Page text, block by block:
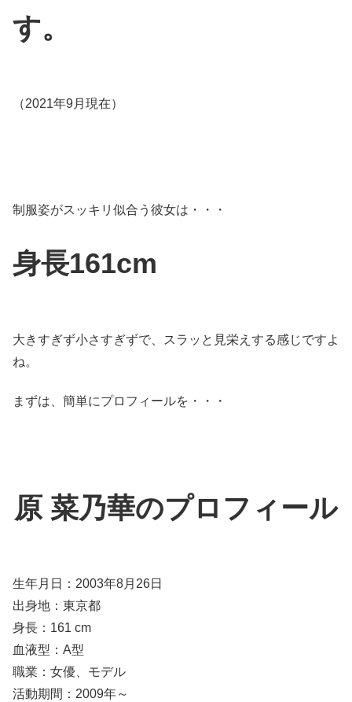
す。
（2021年9月現在）
制服姿がスッキリ似合う彼女は・・・
身長161cm
大きすぎず小さすぎずで、スラッと見栄えする感じですよ
ね。
まずは、簡単にプロフィールを・・・
原 菜乃華のプロフィール
生年月日：2003年8月26日
出身地：東京都
身長：161 cm
血液型：A型
職業：女優、モデル
活動期間：2009年～